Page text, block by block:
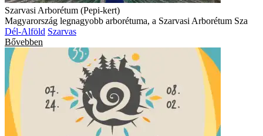
Szarvasi Arborétum (Pepi-kert)
Magyarország legnagyobb arborétuma, a Szarvasi Arborétum Sza
Dél-Alföld Szarvas
Bővebben